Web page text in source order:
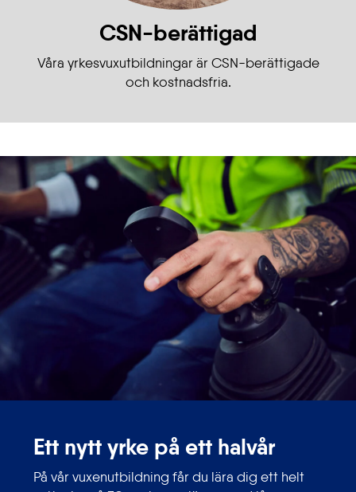
CSN-berättigad
Våra yrkesvuxutbildningar är CSN-berättigade
och kostnadsfria.
Ett nytt yrke på ett halvår
På vår vuxenutbildning får du lära dig ett helt